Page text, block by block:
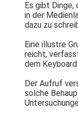
Es gibt Dinge,
in der
dazu zu
Eine illustre
reicht,
dem
Der Aufruf
solche